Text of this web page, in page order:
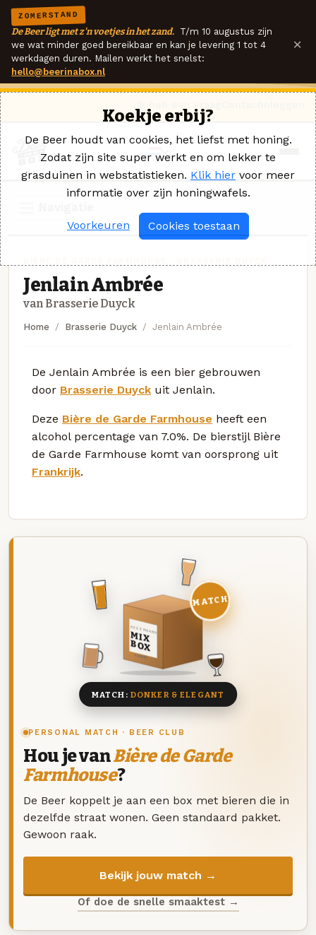
ZOMERSTAND
De Beer ligt met z'n voetjes in het zand. T/m 10 augustus zijn
we wat minder goed bereikbaar en kan je levering 1 tot 4
werkdagen duren. Mailen werkt het snelst:
hello@beerinabox.nl
×
Jenlain Ambrée
van Brasserie Duyck
Home Brasserie Duyck Jenlain Ambrée
De Jenlain Ambrée is een bier gebrouwen
door Brasserie Duyck uit Jenlain.
Deze Bière de Garde Farmhouse heeft een
alcohol percentage van 7.0%. De bierstijl Bière
de Garde Farmhouse komt van oorsprong uit
Frankrijk.
PERSONAL MATCH · BEER CLUB
Hou je vanBière de Garde
Farmhouse?
De Beer koppelt je aan een box met bieren die in
dezelfde straat wonen. Geen standaard pakket.
Gewoon raak.
Bekijk jouw match →
Of doe de snelle smaaktest →
DEZE MAAND
MIX
BOX
8 BIEREN
MATCH
MATCH: DONKER & ELEGANT
Koekje erbij?
De Beer houdt van cookies, het liefst met honing.
Zodat zijn site super werkt en om lekker te
grasduinen in webstatistieken. Klik hier voor meer
informatie over zijn honingwafels.
Voorkeuren Cookies toestaan